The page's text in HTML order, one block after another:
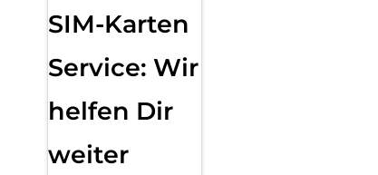
SIM-Karten
Service: Wir
helfen Dir
weiter